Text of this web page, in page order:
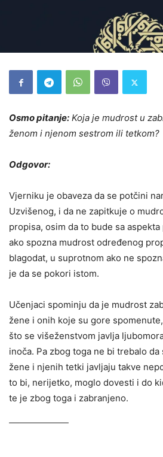
Osmo pitanje: Koja je mudrost u
ženom i njenom sestrom ili tetkom?
Odgovor:
Vjerniku je obaveza da se potčini
Uzvišenog, i da ne zapitkuje o
propisa, osim da to bude sa
ako spozna mudrost određenog
blagodat, u suprotnom ako ne
je da se pokori istom.
Učenjaci spominju da je mudrost
žene i onih koje su gore
što se višeženstvom javlja
inoča. Pa zbog toga ne bi trebalo
žene i njenih tetki javljaju takve
to bi, nerijetko, moglo dovesti i do
te je zbog toga i zabranjeno.